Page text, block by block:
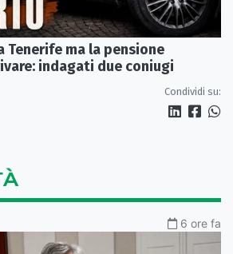
Tenerife ma la pensione
indagati due coniugi
Condividi su:
6 ore fa